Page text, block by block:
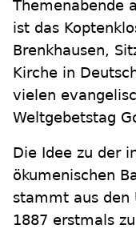
Themenabende
ist das
Brenkhausen,
Kirche in
vielen
Weltgebetstag
Die Idee zu der
ökumenischen
stammt aus den
1887 erstmals